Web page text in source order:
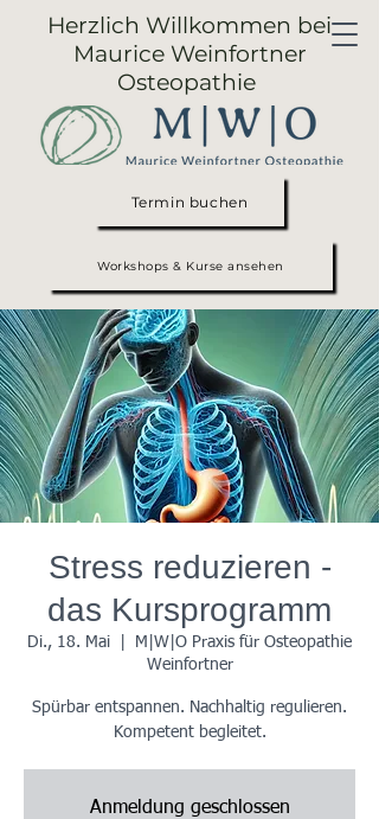
Herzlich Willkommen bei
Maurice Weinfortner
Osteopathie
Termin buchen
Workshops & Kurse ansehen
Stress reduzieren -
das Kursprogramm
Di., 18. Mai
M|W|O Praxis für Osteopathie
Weinfortner
Spürbar entspannen. Nachhaltig regulieren.
Kompetent begleitet.
Anmeldung geschlossen